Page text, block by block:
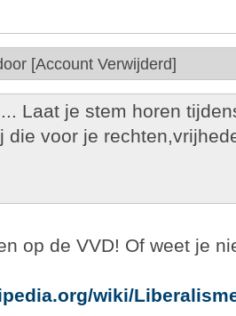
[Account Verwijderd]
... Laat je stem horen
die voor je
op de VVD! Of weet je
wiki/